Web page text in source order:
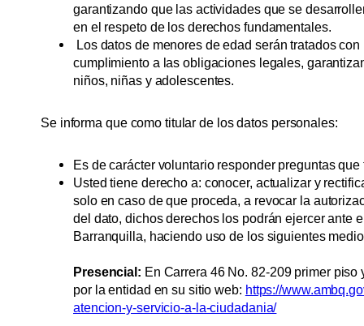
garantizando que las actividades que se
en el respeto de los derechos fundamentales.
Los datos de menores de edad serán tratados
cumplimiento a las obligaciones legales,
niños, niñas y adolescentes.
Se informa que como titular de los datos personales:
Es de carácter voluntario responder preguntas
Usted tiene derecho a: conocer, actualizar y
solo en caso de que proceda, a revocar la
del dato, dichos derechos los podrán ejercer ante
Barranquilla, haciendo uso de los siguientes
Presencial: En Carrera 46 No. 82-209 primer
por la entidad en su sitio web: https://
atencion-y-servicio-a-la-ciudadania/